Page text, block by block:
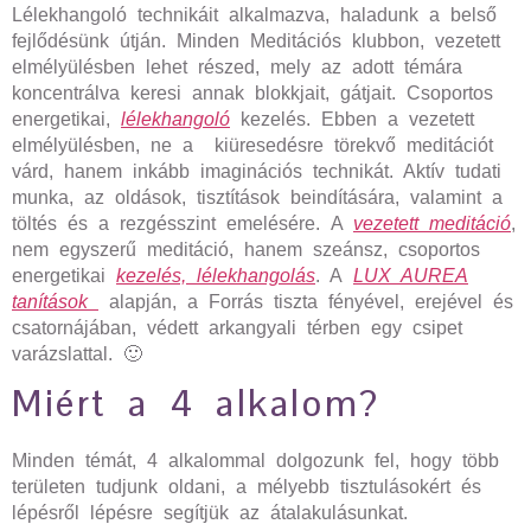
Lélekhangoló technikáit alkalmazva, haladunk a belső
fejlődésünk útján. Minden Meditációs klubbon, vezetett
elmélyülésben lehet részed, mely az adott témára
koncentrálva keresi annak blokkjait, gátjait. Csoportos
energetikai, lélekhangoló kezelés. Ebben a vezetett
elmélyülésben, ne a kiüresedésre törekvő meditációt
várd, hanem inkább imaginációs technikát. Aktív tudati
munka, az oldások, tisztítások beindítására, valamint a
töltés és a rezgésszint emelésére. A vezetett meditáció,
nem egyszerű meditáció, hanem szeánsz, csoportos
energetikai kezelés, lélekhangolás. A LUX AUREA
tanítások
alapján, a Forrás tiszta fényével, erejével és
csatornájában, védett arkangyali térben egy csipet
varázslattal. 🙂
Miért a 4 alkalom?
Minden témát, 4 alkalommal dolgozunk fel, hogy több
területen tudjunk oldani, a mélyebb tisztulásokért és
lépésről lépésre segítjük az átalakulásunkat.